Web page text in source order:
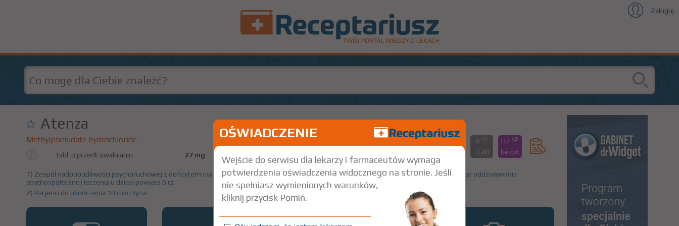
Zaloguj
Atenza
Methylphenidate hydrochloride
tabl. o przedł. uwalnianiu 27 mg 30 szt. Doustnie
Rx-w
R (1)
3,20
DZ (2)
bezpł.
1) Zespół nadpobudliwości psychoruchowej z deficytem uwagi (ADHD, wg ICD-10 F90) wyłącznie jako element kompleksowego (zawierającego oddziaływania
psychospołeczne) leczenia u dzieci powyżej 6 rż.
2) Pacjenci do ukończenia 18 roku życia
OŚWIADCZENIE
Wejście do serwisu dla lekarzy i farmaceutów wymaga
potwierdzenia oświadczenia widocznego na stronie. Jeśli
nie spełniasz wymienionych warunków,
kliknij przycisk Pomiń.